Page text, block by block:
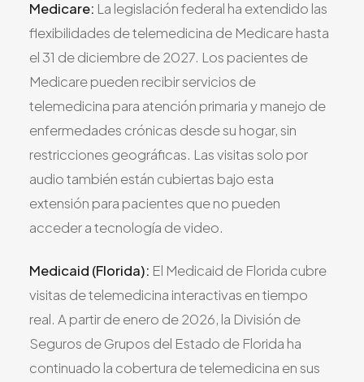
Medicare: La legislación federal ha extendido las
flexibilidades de telemedicina de Medicare hasta
el 31 de diciembre de 2027. Los pacientes de
Medicare pueden recibir servicios de
telemedicina para atención primaria y manejo de
enfermedades crónicas desde su hogar, sin
restricciones geográficas. Las visitas solo por
audio también están cubiertas bajo esta
extensión para pacientes que no pueden
acceder a tecnología de video.
Medicaid (Florida): El Medicaid de Florida cubre
visitas de telemedicina interactivas en tiempo
real. A partir de enero de 2026, la División de
Seguros de Grupos del Estado de Florida ha
continuado la cobertura de telemedicina en sus